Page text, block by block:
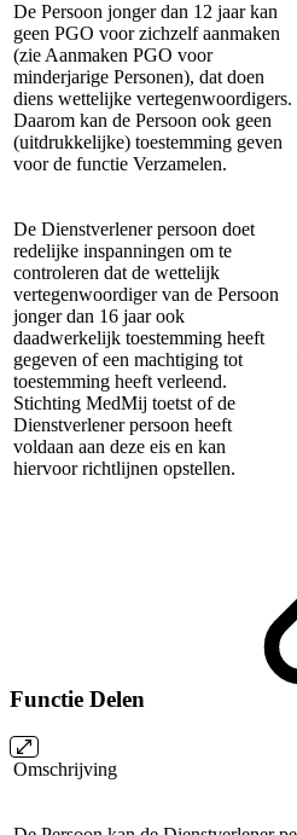
De Persoon jonger dan 12 jaar kan
geen PGO voor zichzelf aanmaken
(zie Aanmaken PGO voor
minderjarige Personen), dat doen
diens wettelijke vertegenwoordigers.
Daarom kan de Persoon ook geen
(uitdrukkelijke) toestemming geven
voor de functie Verzamelen.
De Dienstverlener persoon doet
redelijke inspanningen om te
controleren dat de wettelijk
vertegenwoordiger van de Persoon
jonger dan 16 jaar ook
daadwerkelijk toestemming heeft
gegeven of een machtiging tot
toestemming heeft verleend.
Stichting MedMij toetst of de
Dienstverlener persoon heeft
voldaan aan deze eis en kan
hiervoor richtlijnen opstellen.
Functie Delen
Omschrijving